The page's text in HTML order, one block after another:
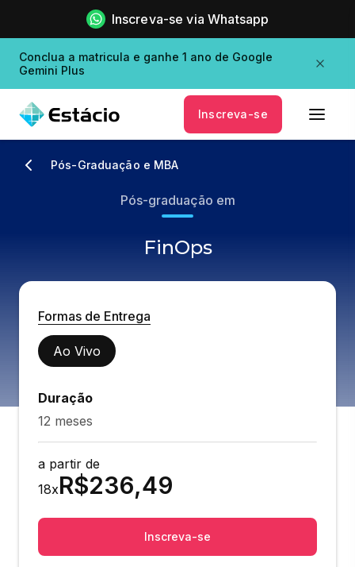
Inscreva-se via Whatsapp
Conclua a matricula e ganhe 1 ano de Google
Gemini Plus
Inscreva-se
Pós-Graduação e MBA
Pós-graduação em
FinOps
Formas de Entrega
Ao Vivo
Duração
12 meses
a partir de
18xR$236,49
Inscreva-se